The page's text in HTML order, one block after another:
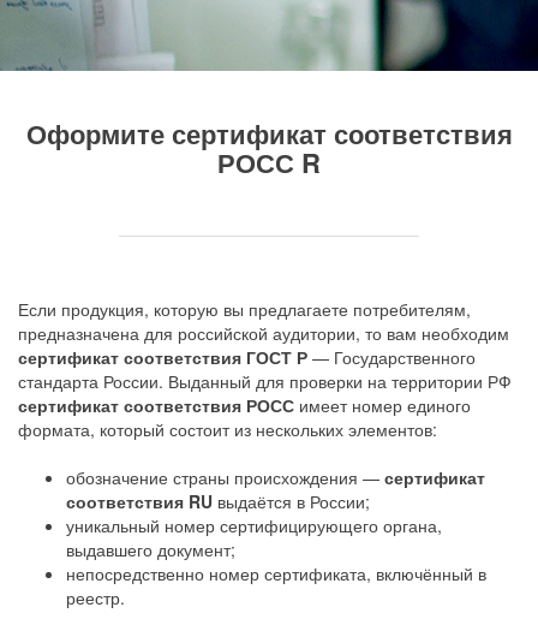
Оформите сертификат соответствия
РОСС R
Если продукция, которую вы предлагаете потребителям,
предназначена для российской аудитории, то вам необходим
сертификат соответствия ГОСТ Р — Государственного
стандарта России. Выданный для проверки на территории РФ
сертификат соответствия РОСС имеет номер единого
формата, который состоит из нескольких элементов:
обозначение страны происхождения — сертификат
соответствия RU выдаётся в России;
уникальный номер сертифицирующего органа,
выдавшего документ;
непосредственно номер сертификата, включённый в
реестр.